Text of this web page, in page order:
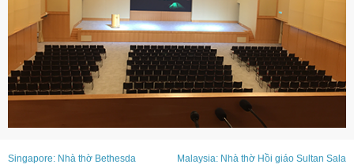
Singapore: Nhà thờ Bethesda
Malaysia: Nhà thờ Hồi giáo Sultan Sala